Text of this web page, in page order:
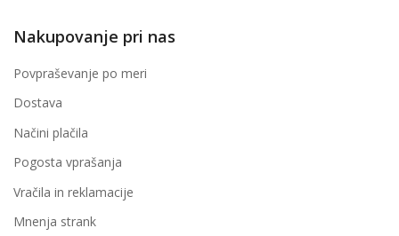
Nakupovanje pri nas
Povpraševanje po meri
Dostava
Načini plačila
Pogosta vprašanja
Vračila in reklamacije
Mnenja strank